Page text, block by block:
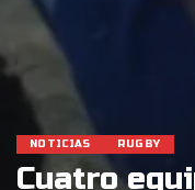
NOTICIAS RUGBY
Cuatro